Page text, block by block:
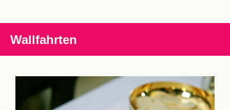
Wallfahrten